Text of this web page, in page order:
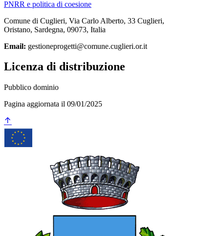
PNRR e politica di coesione
Comune di Cuglieri, Via Carlo Alberto, 33 Cuglieri,
Oristano, Sardegna, 09073, Italia
Email: gestioneprogetti@comune.cuglieri.or.it
Licenza di distribuzione
Pubblico dominio
Pagina aggiornata il 09/01/2025